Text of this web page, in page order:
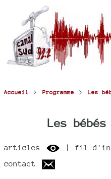
Accueil > Programme > Les
Les
articles | fil
contact